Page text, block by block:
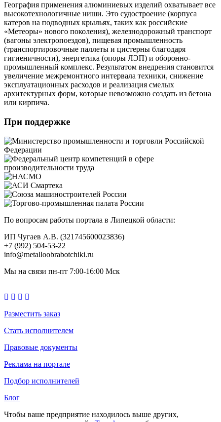
География применения алюминиевых изделий охватывает все
высокотехнологичные ниши. Это судостроение (корпуса
катеров на подводных крыльях, таких как российские
«Метеоры» нового поколения), железнодорожный транспорт
(вагоны электропоездов), пищевая промышленность
(транспортировочные паллеты и цистерны благодаря
гигиеничности), энергетика (опоры ЛЭП) и оборонно-
промышленный комплекс. Результатом внедрения становится
увеличение межремонтного интервала техники, снижение
эксплуатационных расходов и реализация смелых
архитектурных форм, которые невозможно создать из бетона
или кирпича.
При поддержке
По вопросам работы портала в Липецкой области:
ИП Чугаев А.В. (321745600023836)
+7 (992) 504-53-22
info@metalloobrabotchiki.ru
Мы на связи пн-пт 7:00-16:00 Мск
Разместить заказ
Стать исполнителем
Правовые документы
Реклама на портале
Подбор исполнителей
Блог
Чтобы ваше предприятие находилось выше других,